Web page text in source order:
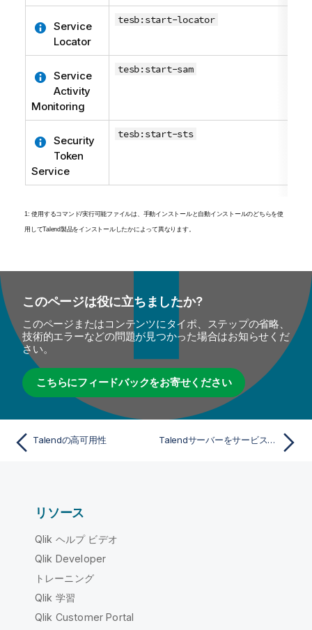
Service
Locator
tesb:start-locator
Service
Activity
Monitoring
tesb:start-sam
Security
Token
Service
tesb:start-sts
1: 使用するコマンド/実行可能ファイルは、手動インストールと自動インストールのどちらを使
用してTalend製品をインストールしたかによって異なります。
このページは役に立ちましたか?
このページまたはコンテンツにタイポ、ステップの省略、
技術的エラーなどの問題が見つかった場合はお知らせくだ
さい。
こちらにフィードバックをお寄せください
Talendの高可用性 Talendサーバーをサービスとしてインストール
リソース
Qlik ヘルプ ビデオ
Qlik Developer
トレーニング
Qlik 学習
Qlik Customer Portal